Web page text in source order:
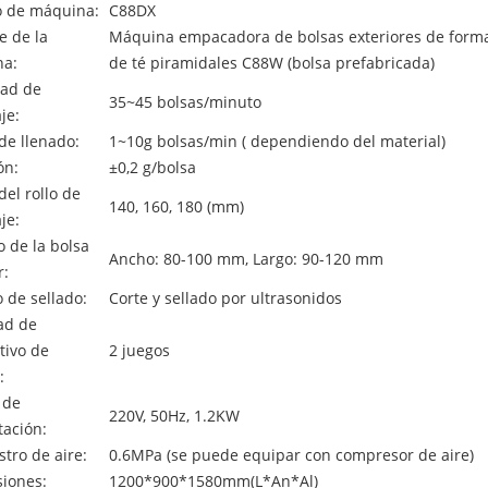
de máquina: C88DX
de la
Máquina empacadora de bolsas exteriores de
de té piramidales C88W (bolsa prefabricada)
de
35~45 bolsas/minuto
llenado:
1~10g bolsas/min ( dependiendo del material)
±0,2 g/bolsa
rollo de
140, 160, 180 (mm)
de la bolsa
Ancho: 80-100 mm, Largo: 90-120 mm
de sellado:
Corte y sellado por ultrasonidos
de
de
2 juegos
220V, 50Hz, 1.2KW
de aire:
0.6MPa (se puede equipar con compresor de aire)
1200*900*1580mm(L*An*Al)